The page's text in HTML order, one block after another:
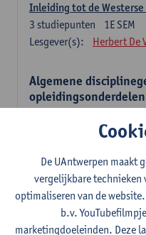
Inleiding tot de
1E SEM
3 studiepunten
Lesgever(s):
Herbert De
Algemene
opleidingsonderdelen
Literatuur en diversiteit
1E SEM
studiepunten
Lesgever(s):
Remco
Inleiding tot de
2E SEM
studiepunten
De UAntwerpen maakt
vergelijkbare
optimaliseren van de
b.v.
marketingdoeleinden. Deze